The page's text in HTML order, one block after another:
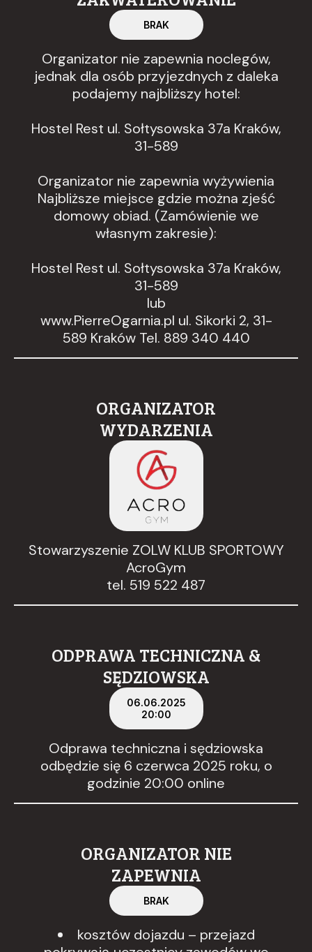
BRAK
Organizator nie zapewnia noclegów,
jednak dla osób przyjezdnych z daleka
podajemy najbliższy hotel:
Hostel Rest ul. Sołtysowska 37a Kraków,
31-589
Organizator nie zapewnia wyżywienia
Najbliższe miejsce gdzie można zjeść
domowy obiad. (Zamówienie we
własnym zakresie):
Hostel Rest ul. Sołtysowska 37a Kraków,
31-589
lub
www.PierreOgarnia.pl ul. Sikorki 2, 31-
589 Kraków Tel. 889 340 440
ORGANIZATOR
WYDARZENIA
Stowarzyszenie ZOLW KLUB SPORTOWY
AcroGym
tel. 519 522 487
ODPRAWA TECHNICZNA &
SĘDZIOWSKA
06.06.2025
20:00
Odprawa techniczna i sędziowska
odbędzie się 6 czerwca 2025 roku, o
godzinie 20:00 online
ORGANIZATOR NIE
ZAPEWNIA
BRAK
kosztów dojazdu – przejazd